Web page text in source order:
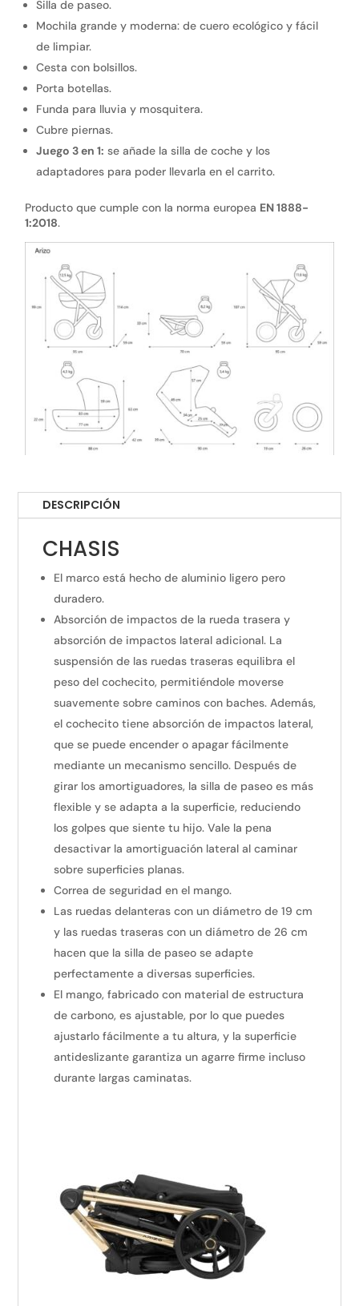
Silla de paseo.
Mochila grande y moderna: de cuero ecológico y fácil
de limpiar.
Cesta con bolsillos.
Porta botellas.
Funda para lluvia y mosquitera.
Cubre piernas.
Juego 3 en 1: se añade la silla de coche y los
adaptadores para poder llevarla en el carrito.
Producto que cumple con la norma europea EN 1888-
1:2018.
DESCRIPCIÓN
CHASIS
El marco está hecho de aluminio ligero pero
duradero.
Absorción de impactos de la rueda trasera y
absorción de impactos lateral adicional. La
suspensión de las ruedas traseras equilibra el
peso del cochecito, permitiéndole moverse
suavemente sobre caminos con baches. Además,
el cochecito tiene absorción de impactos lateral,
que se puede encender o apagar fácilmente
mediante un mecanismo sencillo. Después de
girar los amortiguadores, la silla de paseo es más
flexible y se adapta a la superficie, reduciendo
los golpes que siente tu hijo. Vale la pena
desactivar la amortiguación lateral al caminar
sobre superficies planas.
Correa de seguridad en el mango.
Las ruedas delanteras con un diámetro de 19 cm
y las ruedas traseras con un diámetro de 26 cm
hacen que la silla de paseo se adapte
perfectamente a diversas superficies.
El mango, fabricado con material de estructura
de carbono, es ajustable, por lo que puedes
ajustarlo fácilmente a tu altura, y la superficie
antideslizante garantiza un agarre firme incluso
durante largas caminatas.